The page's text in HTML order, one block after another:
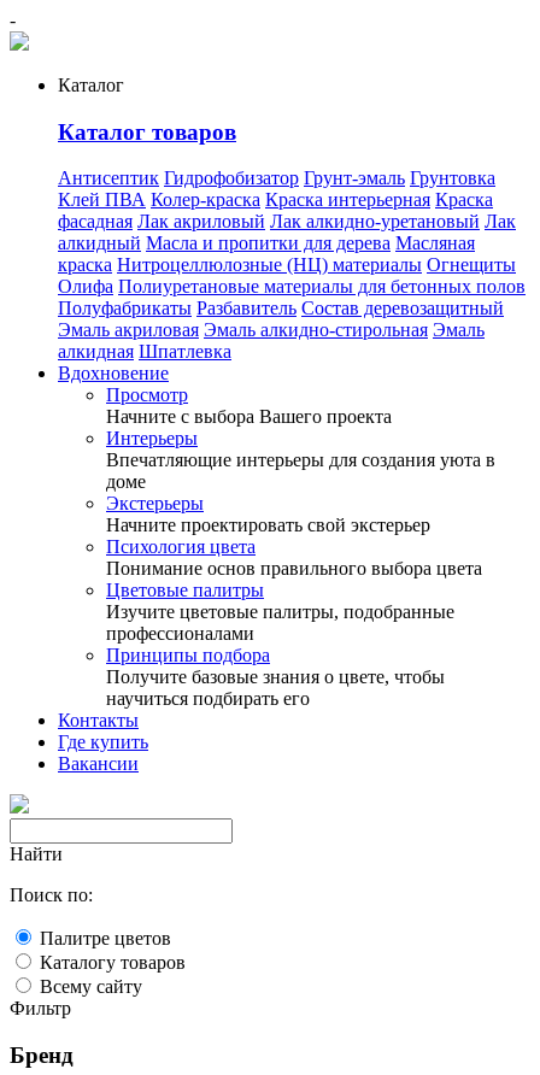
-
Каталог
Каталог товаров
Антисептик Гидрофобизатор Грунт-эмаль Грунтовка
Клей ПВА Колер-краска Краска интерьерная Краска
фасадная Лак акриловый Лак алкидно-уретановый Лак
алкидный Масла и пропитки для дерева Масляная
краска Нитроцеллюлозные (НЦ) материалы Огнещиты
Олифа Полиуретановые материалы для бетонных полов
Полуфабрикаты Разбавитель Состав деревозащитный
Эмаль акриловая Эмаль алкидно-стирольная Эмаль
алкидная Шпатлевка
Вдохновение
Просмотр
Начните с выбора Вашего проекта
Интерьеры
Впечатляющие интерьеры для создания уюта в
доме
Экстерьеры
Начните проектировать свой экстерьер
Психология цвета
Понимание основ правильного выбора цвета
Цветовые палитры
Изучите цветовые палитры, подобранные
профессионалами
Принципы подбора
Получите базовые знания о цвете, чтобы
научиться подбирать его
Контакты
Где купить
Вакансии
Найти
Поиск по:
Палитре цветов
Каталогу товаров
Всему сайту
Фильтр
Бренд